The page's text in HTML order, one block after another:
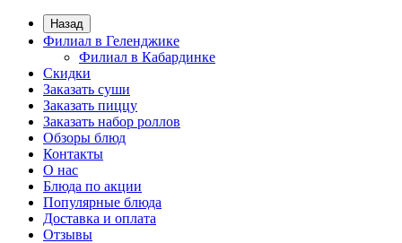
Назад
Филиал в Геленджике
Филиал в Кабардинке
Скидки
Заказать суши
Заказать пиццу
Заказать набор роллов
Обзоры блюд
Контакты
О нас
Блюда по акции
Популярные блюда
Доставка и оплата
Отзывы